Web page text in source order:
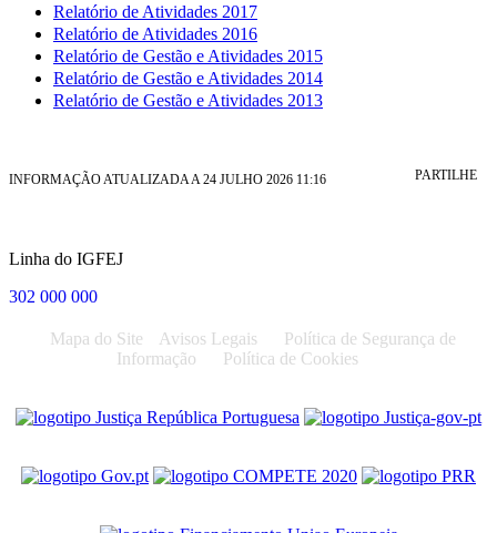
Relatório de Atividades 2017
Relatório de Atividades 2016
Relatório de Gestão e Atividades 2015
Relatório de Gestão e Atividades 2014
Relatório de Gestão e Atividades 2013
INFORMAÇÃO ATUALIZADA A 24 JULHO 2026 11:16 PARTILHE
Linha do IGFEJ
302 000 000
Mapa do Site Avisos Legais
Política de Segurança de
Informação
Política de Cookies